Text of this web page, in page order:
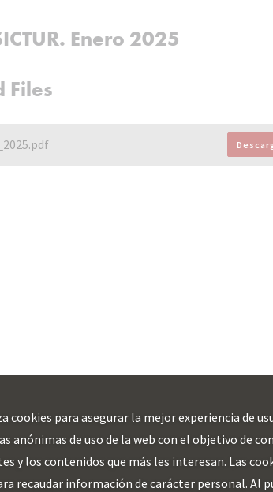
Enero 2025
Files
cookies para asegurar la mejor experiencia de
anónimas de uso de la web con el objetivo de
y los contenidos que más les interesan. Las
recaudar información de carácter personal. Al